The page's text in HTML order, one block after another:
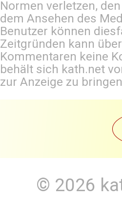
Normen verletzen,
dem Ansehen des
Benutzer können
Zeitgründen kann
Kommentaren keine
behält sich kath.net
zur Anzeige zu
© 2026